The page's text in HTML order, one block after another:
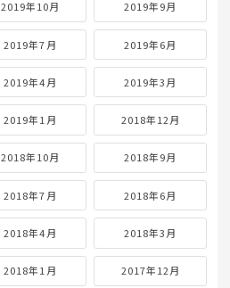
2019年10月 2019年9月
2019年7月 2019年6月
2019年4月 2019年3月
2019年1月 2018年12月
2018年10月 2018年9月
2018年7月 2018年6月
2018年4月 2018年3月
2018年1月 2017年12月